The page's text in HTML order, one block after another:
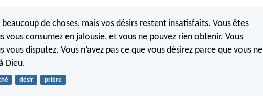
de choses, mais vos désirs restent insatisfaits. Vous êtes
vous consumez en jalousie, et vous ne pouvez rien obtenir. Vous
vous disputez. Vous n’avez pas ce que vous désirez parce que vous ne
Dieu.
désir prière